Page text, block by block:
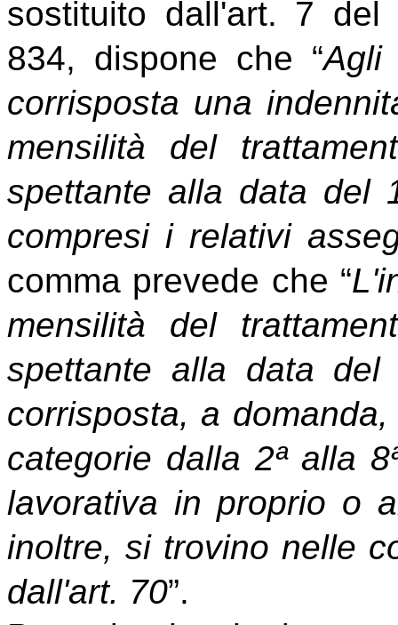
sostituito dall'art. 7 del
834, dispone che “Agli
corrisposta una
mensilità del
spettante alla data del
compresi i relativi
comma prevede che “
mensilità del
spettante alla data
corrisposta, a
categorie dalla 2ª alla
lavorativa in proprio o
inoltre, si trovino nelle
dall'art. 70”.